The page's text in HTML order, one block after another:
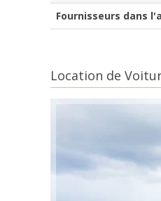
Fournisseurs dans
Location de